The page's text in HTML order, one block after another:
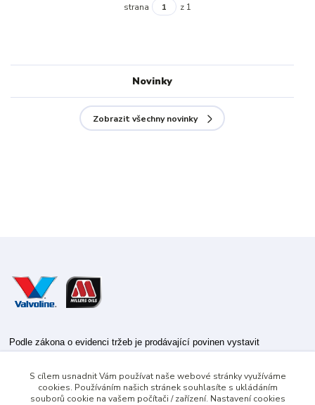
strana z 1
Novinky
Zobrazit všechny novinky
Podle zákona o evidenci tržeb je prodávající povinen vystavit
Zároveň je povinen zaevidovat přijatou tržbu u správce daně online; v
případě technického výpadku pak nejpozději do 48 hodin.
S cílem usnadnit Vám používat naše webové stránky využíváme
cookies. Používáním našich stránek souhlasíte s ukládáním
souborů cookie na vašem počítači / zařízení. Nastavení cookies